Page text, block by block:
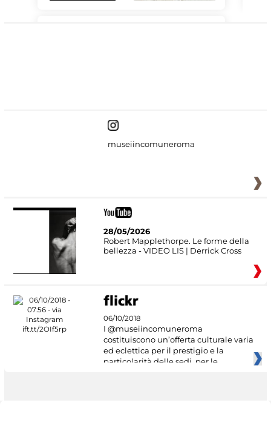
museiincomuneroma
28/05/2026
Robert Mapplethorpe. Le forme della
bellezza - VIDEO LIS | Derrick Cross
06/10/2018
I @museiincomuneroma
costituiscono un’offerta culturale varia
ed eclettica per il prestigio e la
particolarità delle sedi, per le